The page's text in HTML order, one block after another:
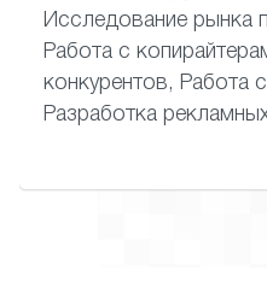
Исследование рынка
Работа с
конкурентов, Работа
Разработка